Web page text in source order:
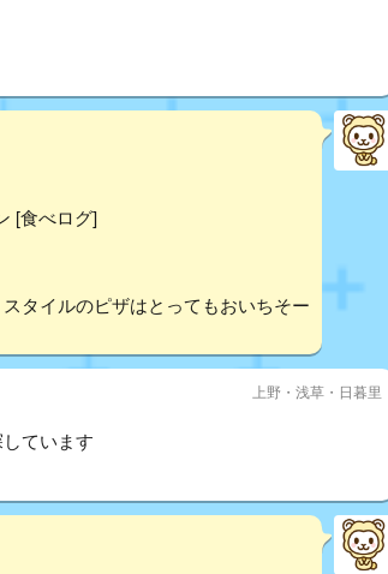
[食べログ]
タイルのピザはとってもおいちそー
上野・浅草・日暮里
ています